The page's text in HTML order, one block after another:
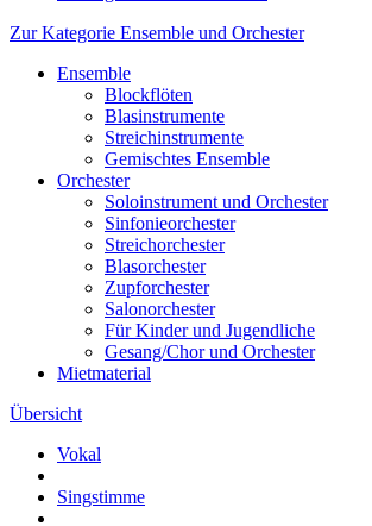
Zur Kategorie Ensemble und Orchester
Ensemble
Blockflöten
Blasinstrumente
Streichinstrumente
Gemischtes Ensemble
Orchester
Soloinstrument und Orchester
Sinfonieorchester
Streichorchester
Blasorchester
Zupforchester
Salonorchester
Für Kinder und Jugendliche
Gesang/Chor und Orchester
Mietmaterial
Übersicht
Vokal
Singstimme